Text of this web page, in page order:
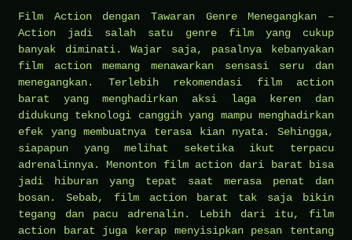
Film Action dengan Tawaran Genre Menegangkan –
Action jadi salah satu genre film yang cukup
banyak diminati. Wajar saja, pasalnya kebanyakan
film action memang menawarkan sensasi seru dan
menegangkan. Terlebih rekomendasi film action
barat yang menghadirkan aksi laga keren dan
didukung teknologi canggih yang mampu menghadirkan
efek yang membuatnya terasa kian nyata. Sehingga,
siapapun yang melihat seketika ikut terpacu
adrenalinnya. Menonton film action dari barat bisa
jadi hiburan yang tepat saat merasa penat dan
bosan. Sebab, film action barat tak saja bikin
tegang dan pacu adrenalin. Lebih dari itu, film
action barat juga kerap menyisipkan pesan tentang